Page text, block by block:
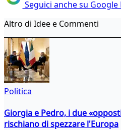
Seguici anche su
Altro di Idee e Commenti
Politica
Giorgia e Pedro, i due
rischiano di spezzare l'Europa